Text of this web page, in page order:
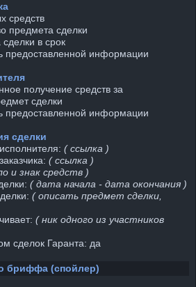
средств
предмета сделки
в срок
предоставленной информации
получение средств за
сделки
предоставленной информации
сделки
( ссылка )
( ссылка )
и знак средств )
( дата начала - дата окончания )
( описать предмет сделки,
( ник одного из участников
сделок Гаранта: да
бриффа (спойлер)